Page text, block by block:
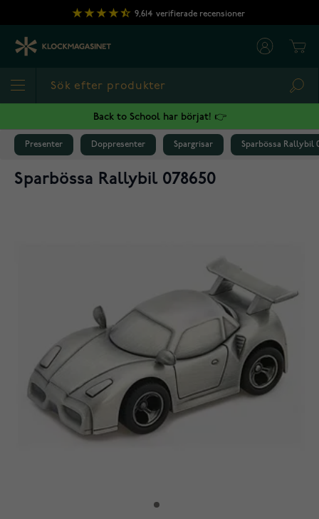
Hoppa till innehållet
9,614 verifierade recensioner
Back to School har börjat! 👉
Presenter Doppresenter Spargrisar Sparbössa Rallybil
Sparbössa Rallybil 078650